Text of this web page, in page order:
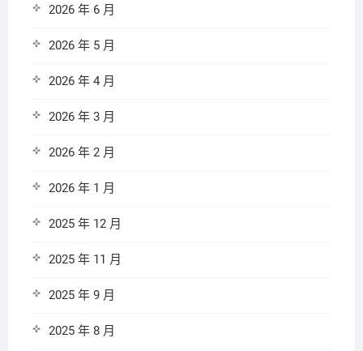
2026 年 6 月
2026 年 5 月
2026 年 4 月
2026 年 3 月
2026 年 2 月
2026 年 1 月
2025 年 12 月
2025 年 11 月
2025 年 9 月
2025 年 8 月